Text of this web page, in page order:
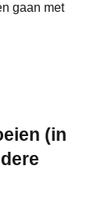
gaan met
(in